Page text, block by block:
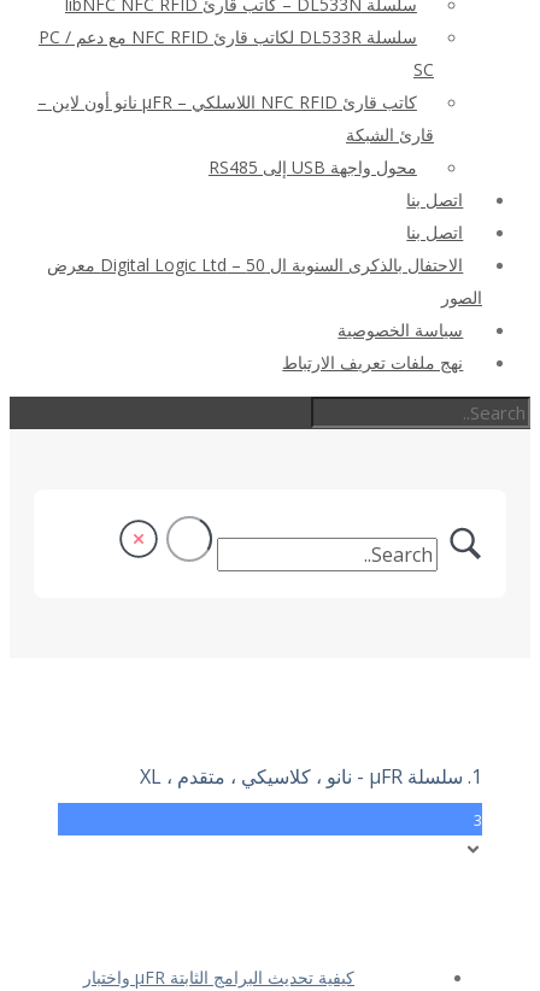
سلسلة DL533R لكاتب قارئ NFC RFID مع دعم PC /
SC
كاتب قارئ NFC RFID اللاسلكي – μFR نانو أون لاين –
قارئ الشبكة
محول واجهة USB إلى RS485
اتصل بنا
اتصل بنا
الاحتفال بالذكرى السنوية ال 50 – Digital Logic Ltd معرض
الصور
سياسة الخصوصية
نهج ملفات تعريف الارتباط
1. سلسلة μFR - نانو ، كلاسيكي ، متقدم ، XL
3
كيفية تحديث البرامج الثابتة μFR واختبار